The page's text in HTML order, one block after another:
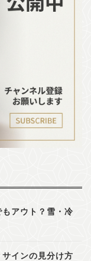
アウト？雪・冷
インの見分け方